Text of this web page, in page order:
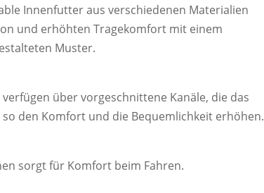
Innenfutter aus verschiedenen Materialien
und erhöhten Tragekomfort mit einem
Muster.
über vorgeschnittene Kanäle, die das
den Komfort und die Bequemlichkeit erhöhen.
sorgt für Komfort beim Fahren.